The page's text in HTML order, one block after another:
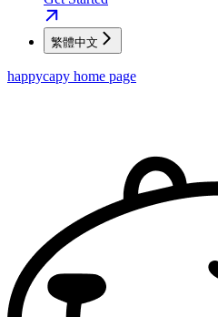
繁體中文
happycapy home page